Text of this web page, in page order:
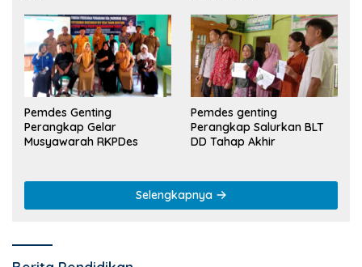
Pemdes Genting
Perangkap Gelar
Musyawarah RKPDes
Pemdes genting
Perangkap Salurkan BLT
DD Tahap Akhir
Selengkapnya